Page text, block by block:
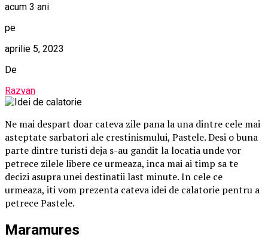
acum 3 ani
pe
aprilie 5, 2023
De
Razvan
Ne mai despart doar cateva zile pana la una dintre cele mai
asteptate sarbatori ale crestinismului, Pastele. Desi o buna
parte dintre turisti deja s-au gandit la locatia unde vor
petrece zilele libere ce urmeaza, inca mai ai timp sa te
decizi asupra unei destinatii last minute. In cele ce
urmeaza, iti vom prezenta cateva idei de calatorie pentru a
petrece Pastele.
Maramures